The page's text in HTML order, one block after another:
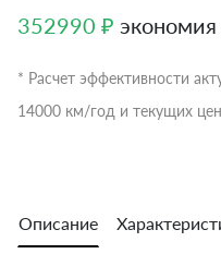
352990 ₽
* Расчет эффективности
14000 км/год и текущих
Описание